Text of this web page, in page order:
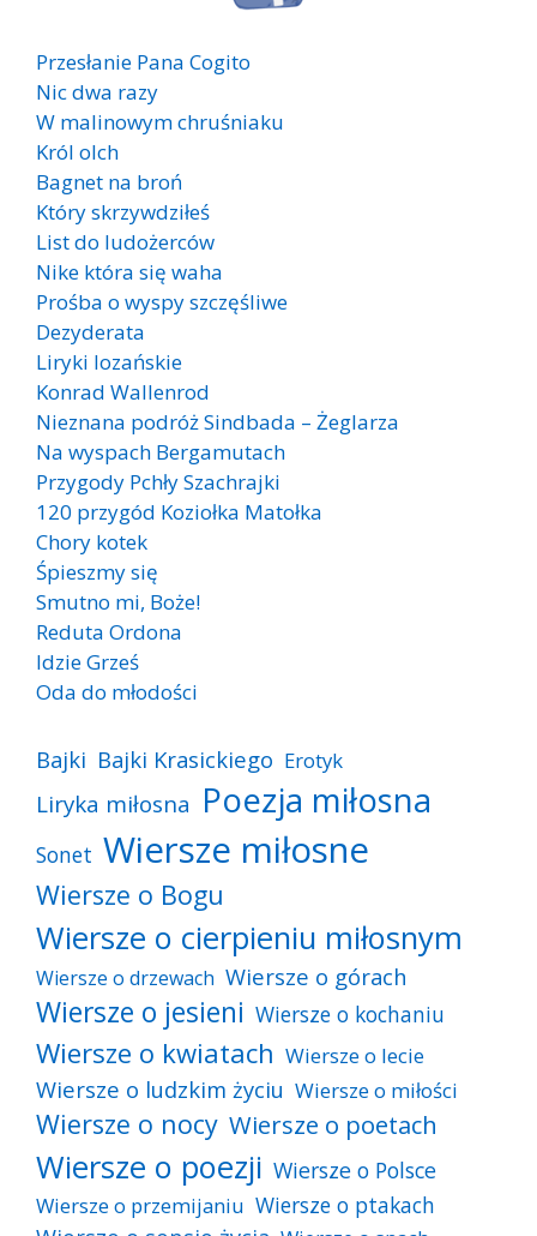
Przesłanie Pana Cogito
Nic dwa razy
W malinowym chruśniaku
Król olch
Bagnet na broń
Który skrzywdziłeś
List do ludożerców
Nike która się waha
Prośba o wyspy szczęśliwe
Dezyderata
Liryki lozańskie
Konrad Wallenrod
Nieznana podróż Sindbada – Żeglarza
Na wyspach Bergamutach
Przygody Pchły Szachrajki
120 przygód Koziołka Matołka
Chory kotek
Śpieszmy się
Smutno mi, Boże!
Reduta Ordona
Idzie Grześ
Oda do młodości
Bajki Bajki Krasickiego Erotyk
Liryka miłosna Poezja miłosna
Sonet Wiersze miłosne
Wiersze o Bogu
Wiersze o cierpieniu miłosnym
Wiersze o drzewach Wiersze o górach
Wiersze o jesieni Wiersze o kochaniu
Wiersze o kwiatach Wiersze o lecie
Wiersze o ludzkim życiu Wiersze o miłości
Wiersze o nocy Wiersze o poetach
Wiersze o poezji Wiersze o Polsce
Wiersze o przemijaniu Wiersze o ptakach